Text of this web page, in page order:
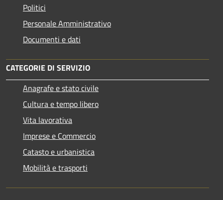
Politici
Personale Amministrativo
Documenti e dati
CATEGORIE DI SERVIZIO
Anagrafe e stato civile
Cultura e tempo libero
Vita lavorativa
Imprese e Commercio
Catasto e urbanistica
Mobilità e trasporti